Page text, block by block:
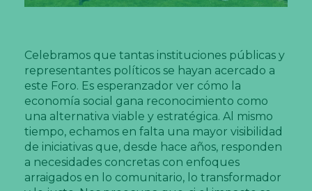
Celebramos que tantas instituciones públicas y
representantes políticos se hayan acercado a
este Foro. Es esperanzador ver cómo la
economía social gana reconocimiento como
una alternativa viable y estratégica. Al mismo
tiempo, echamos en falta una mayor visibilidad
de iniciativas que, desde hace años, responden
a necesidades concretas con enfoques
arraigados en lo comunitario, lo transformador